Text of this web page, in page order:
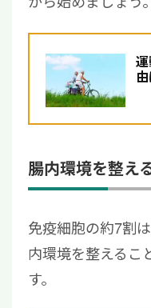
腸内環境を整え
免疫細胞の約7割
内環境を整えるこ
す。